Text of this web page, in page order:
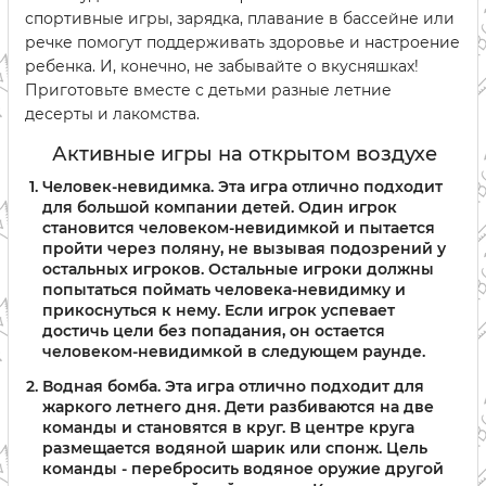
спортивные игры, зарядка, плавание в бассейне или
речке помогут поддерживать здоровье и настроение
ребенка. И, конечно, не забывайте о вкусняшках!
Приготовьте вместе с детьми разные летние
десерты и лакомства.
Активные игры на открытом воздухе
Человек-невидимка. Эта игра отлично подходит
для большой компании детей. Один игрок
становится человеком-невидимкой и пытается
пройти через поляну, не вызывая подозрений у
остальных игроков. Остальные игроки должны
попытаться поймать человека-невидимку и
прикоснуться к нему. Если игрок успевает
достичь цели без попадания, он остается
человеком-невидимкой в следующем раунде.
Водная бомба. Эта игра отлично подходит для
жаркого летнего дня. Дети разбиваются на две
команды и становятся в круг. В центре круга
размещается водяной шарик или спонж. Цель
команды - перебросить водяное оружие другой